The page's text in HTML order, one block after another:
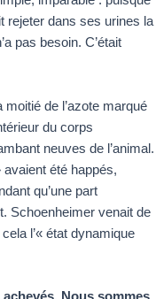
rejeter dans ses urines la
pas besoin. C’était
de l’azote marqué
du corps
neuves de l’animal.
avaient été happés,
qu’une part
Schoenheimer venait de
l’« état dynamique